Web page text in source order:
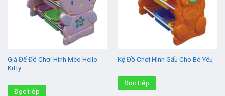
Giá Để Đồ Chơi Hình Mèo Hello
Kitty
Đọc tiếp
Kệ Đồ Chơi Hình Gấu Cho Bé Yêu
Đọc tiếp